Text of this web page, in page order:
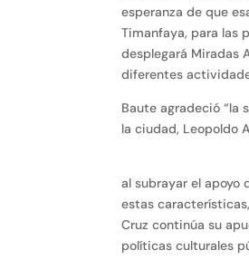
esperanza de que
Timanfaya, para las
desplegará Miradas
diferentes
Baute agradeció “la
la ciudad, Leopoldo
al subrayar el apoyo
estas
Cruz continúa su
políticas culturales